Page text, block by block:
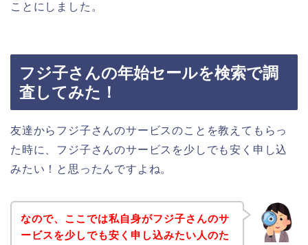
ことにしました。
フジ子さんの年始セールを検索で調
査してみた！
友達からフジ子さんのサービスのことを教えてもらっ
た時に、フジ子さんのサービスを少しでも安く申し込
みたい！と思ったんですよね。
なので、ここでは私自身がフジ子さんのサ
ービスを少しでも安く申し込みたい人のた